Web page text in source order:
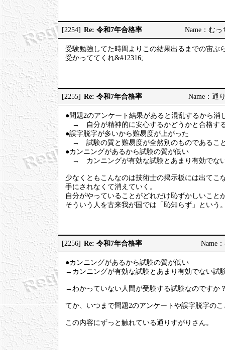
[2254] Re: 令和7年合格率 Name：む
受験勉強してた時間よりこの結果出るまでの宙ぶ
受かっててくれ&#12316;
[2255] Re: 令和7年合格率 Name：通
●問題2のアンケート結果があると混乱するから消
→ 自分が精神的に安心するかどうかと合格す
●誤字脱字が多いから難易度が上がった
→ 試験の質と難易度が全然別のものであるこ
●カンニングがあるから試験の質が低い
→ カンニングが有効な試験とあまり有効でな
少なくともこんなのは技術士の掲示板には出て
手にされなくて消えていく。
自分がやっていることがどれだけ恥ずかしいこと
そういう人を古来我が国では「恥知らず」という
[2256] Re: 令和7年合格率 Name
●カンニングがあるから試験の質が低い
→カンニングが有効な試験とあまり有効でない試
→わかっていない人間が受験する試験なのですか
てか、いつまで問題2のアンケートや誤字脱字の
この内容にずっと触れている通りすがりさん。